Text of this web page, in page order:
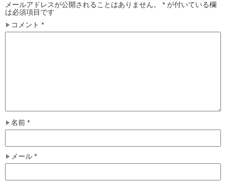
メールアドレスが公開されることはありません。
* が付いている欄
は必須項目です
コメント *
名前 *
メール *